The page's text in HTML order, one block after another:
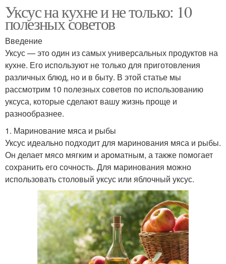
Уксус на кухне и не только: 10
полезных советов
Введение
Уксус — это один из самых универсальных продуктов на
кухне. Его используют не только для приготовления
различных блюд, но и в быту. В этой статье мы
рассмотрим 10 полезных советов по использованию
уксуса, которые сделают вашу жизнь проще и
разнообразнее.
1. Маринование мяса и рыбы
Уксус идеально подходит для маринования мяса и рыбы.
Он делает мясо мягким и ароматным, а также помогает
сохранить его сочность. Для маринования можно
использовать столовый уксус или яблочный уксус.